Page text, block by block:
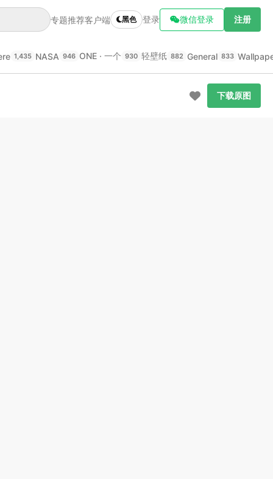
专题推荐客户端 黑色 登录 微信登录 注册
1,435 NASA 946 ONE · 一个 930 轻壁纸 882 General 833
下载原图